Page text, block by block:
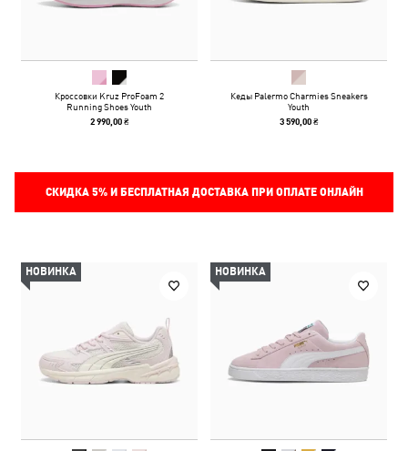
Кроссовки Kruz ProFoam 2
Running Shoes Youth
2 990,00 ₴
Кеды Palermo Charmies Sneakers
Youth
3 590,00 ₴
СКИДКА 5%И БЕСПЛАТНАЯ ДОСТАВКА ПРИ ОПЛАТЕ ОНЛАЙН
НОВИНКА НОВИНКА